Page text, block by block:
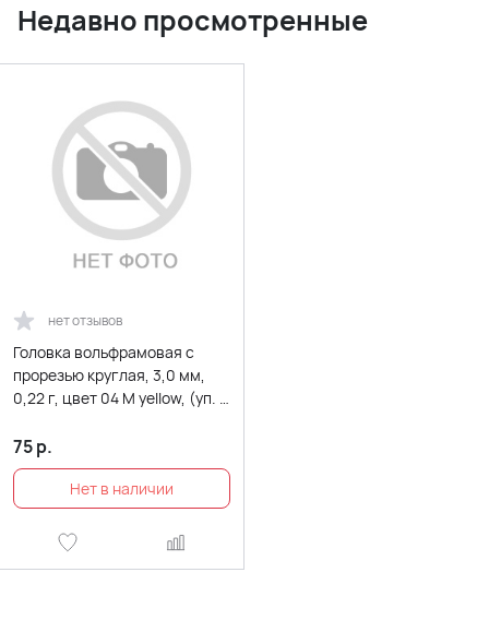
Недавно просмотренные
нет отзывов
Головка вольфрамовая с
прорезью круглая, 3,0 мм,
0,22 г, цвет 04 M yellow, (уп. 3
75р.